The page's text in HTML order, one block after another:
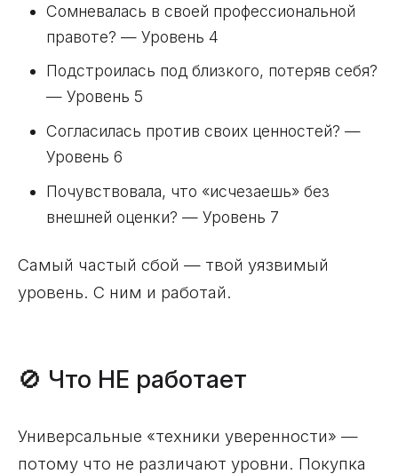
Сомневалась в своей профессиональной
правоте? — Уровень 4
Подстроилась под близкого, потеряв себя?
— Уровень 5
Согласилась против своих ценностей? —
Уровень 6
Почувствовала, что «исчезаешь» без
внешней оценки? — Уровень 7
Самый частый сбой — твой уязвимый
уровень. С ним и работай.
🚫 Что НЕ работает
Универсальные «техники уверенности» —
потому что не различают уровни. Покупка